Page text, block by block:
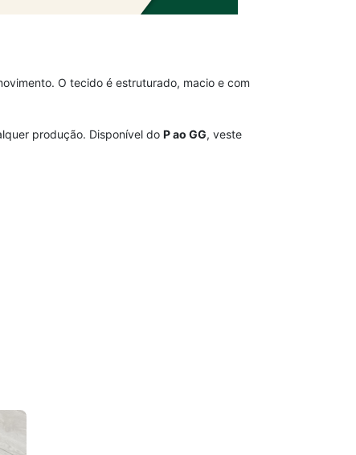
O tecido é estruturado, macio e com
produção. Disponível do P ao GG, veste